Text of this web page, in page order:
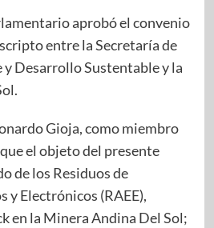
aprobó el convenio
entre la Secretaría de
y Desarrollo Sustentable y la
Gioja, como miembro
el objeto del presente
de los Residuos de
y Electrónicos (RAEE),
en la Minera Andina Del Sol;